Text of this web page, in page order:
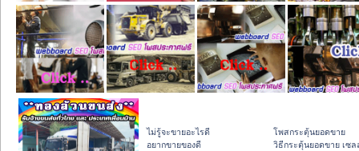
ไม่รู้จะขายอะไรดี
อยากขายของดี
โพสกระตุ้นยอดขาย
วิธีกระตุ้นยอดขาย เซล